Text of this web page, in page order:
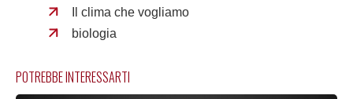
Il clima che vogliamo
biologia
POTREBBE INTERESSARTI